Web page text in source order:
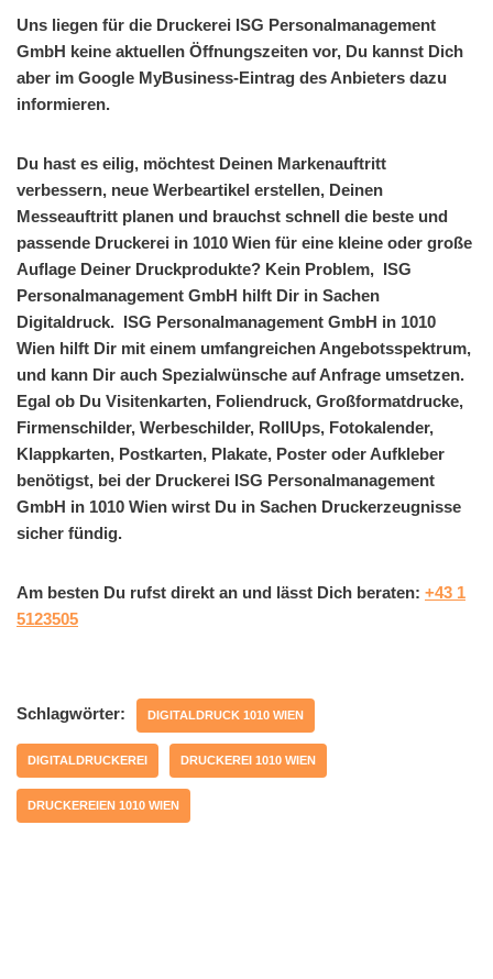
Uns liegen für die Druckerei ISG Personalmanagement
GmbH keine aktuellen Öffnungszeiten vor, Du kannst Dich
aber im Google MyBusiness-Eintrag des Anbieters dazu
informieren.
Du hast es eilig, möchtest Deinen Markenauftritt
verbessern, neue Werbeartikel erstellen, Deinen
Messeauftritt planen und brauchst schnell die beste und
passende Druckerei in 1010 Wien für eine kleine oder große
Auflage Deiner Druckprodukte? Kein Problem, ISG
Personalmanagement GmbH hilft Dir in Sachen
Digitaldruck. ISG Personalmanagement GmbH in 1010
Wien hilft Dir mit einem umfangreichen Angebotsspektrum,
und kann Dir auch Spezialwünsche auf Anfrage umsetzen.
Egal ob Du Visitenkarten, Foliendruck, Großformatdrucke,
Firmenschilder, Werbeschilder, RollUps, Fotokalender,
Klappkarten, Postkarten, Plakate, Poster oder Aufkleber
benötigst, bei der Druckerei ISG Personalmanagement
GmbH in 1010 Wien wirst Du in Sachen Druckerzeugnisse
sicher fündig.
Am besten Du rufst direkt an und lässt Dich beraten: +43 1
5123505
Schlagwörter: DIGITALDRUCK 1010 WIEN
DIGITALDRUCKEREI DRUCKEREI 1010 WIEN
DRUCKEREIEN 1010 WIEN